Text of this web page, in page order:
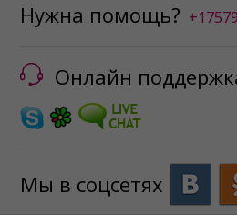
Нужна помощь?
Онлайн
Мы в соцсетях